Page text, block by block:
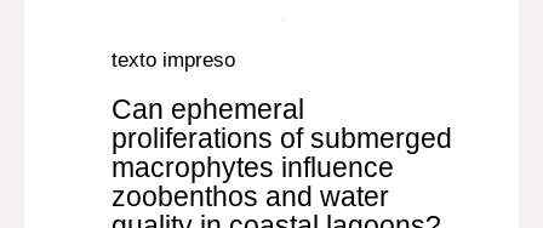
Más información...
Documentos electrónicos
texto impreso